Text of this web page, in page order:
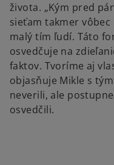
života. „Kým pred
sieťam takmer
malý tím ľudí. Táto
osvedčuje na
faktov. Tvoríme aj
objasňuje Mikle s
neverili, ale
osvedčili.